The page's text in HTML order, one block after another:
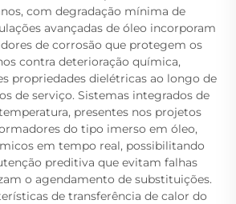
com degradação mínima de
avançadas de óleo incorporam
de corrosão que protegem os
contra deterioração química,
propriedades dielétricas ao longo de
de serviço. Sistemas integrados de
presentes nos projetos
do tipo imerso em óleo,
em tempo real, possibilitando
preditiva que evitam falhas
o agendamento de substituições.
de transferência de calor do